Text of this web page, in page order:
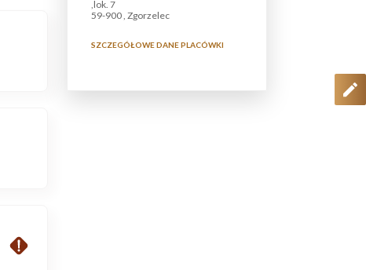
,lok. 7
59-900 , Zgorzelec
SZCZEGÓŁOWE DANE PLACÓWKI